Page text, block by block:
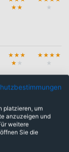
★ ★
★
★ ★ ★
★ ★
★ ★ ★ ★
★
★★
platzieren, um
anzuzeigen und
weitere
Sie die